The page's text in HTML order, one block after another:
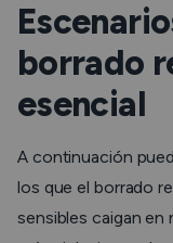
borrado
esencial
A continuación
los que el borrado
sensibles caigan en